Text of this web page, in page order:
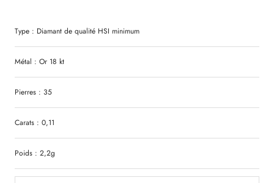
Type : Diamant de qualité HSI minimum
Métal : Or 18 kt
Pierres : 35
Carats : 0,11
Poids : 2,2g